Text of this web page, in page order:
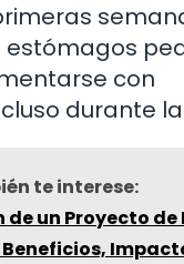
estómagos
con
durante
te interese:
un Proyecto de